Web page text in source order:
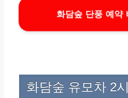
화담숲 단풍 예약
화담숲 유모차 2